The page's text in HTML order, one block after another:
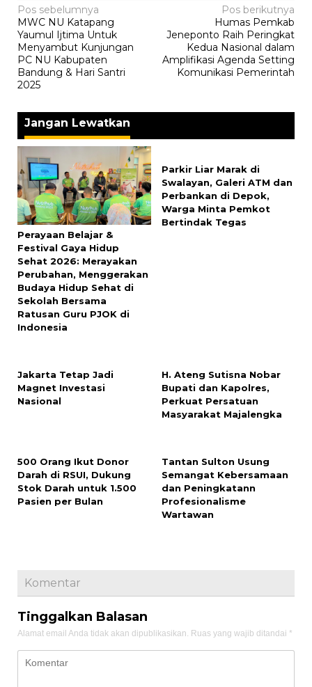
Navigasi
pos
Pos sebelumnya
MWC NU Katapang
Yaumul Ijtima Untuk
Menyambut Kunjungan
PC NU Kabupaten
Bandung & Hari Santri
2025
Pos berikutnya
Humas Pemkab
Jeneponto Raih Peringkat
Kedua Nasional dalam
Amplifikasi Agenda Setting
Komunikasi Pemerintah
Jangan Lewatkan
Perayaan Belajar &
Festival Gaya Hidup
Sehat 2026: Merayakan
Perubahan, Menggerakan
Budaya Hidup Sehat di
Sekolah Bersama
Ratusan Guru PJOK di
Indonesia
Parkir Liar Marak di
Swalayan, Galeri ATM dan
Perbankan di Depok,
Warga Minta Pemkot
Bertindak Tegas
Jakarta Tetap Jadi
Magnet Investasi
Nasional
H. Ateng Sutisna Nobar
Bupati dan Kapolres,
Perkuat Persatuan
Masyarakat Majalengka
500 Orang Ikut Donor
Darah di RSUI, Dukung
Stok Darah untuk 1.500
Pasien per Bulan
‎Tantan Sulton Usung
Semangat Kebersamaan
dan Peningkatann
Profesionalisme
Wartawan
Komentar
Tinggalkan Balasan
Alamat email Anda tidak akan dipublikasikan. Ruas yang wajib ditandai *